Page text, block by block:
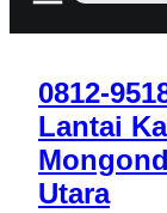
0812-
Lantai
Utara